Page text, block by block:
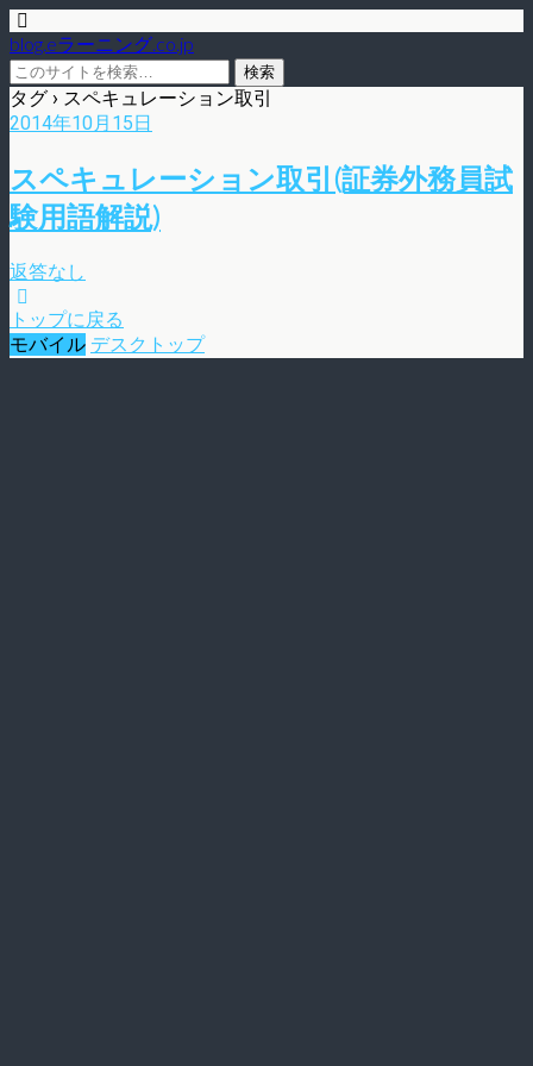
blog.eラーニング.co.jp
タグ › スペキュレーション取引
2014年10月15日
スペキュレーション取引(証券外務員試
験用語解説)
返答なし
トップに戻る
モバイル デスクトップ